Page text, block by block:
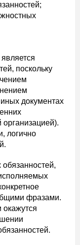
поскольку
документах
логично
фразами.